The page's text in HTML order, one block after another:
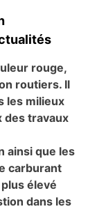
rouge,
routiers. Il
les milieux
des travaux
ainsi que les
carburant
élevé
dans les